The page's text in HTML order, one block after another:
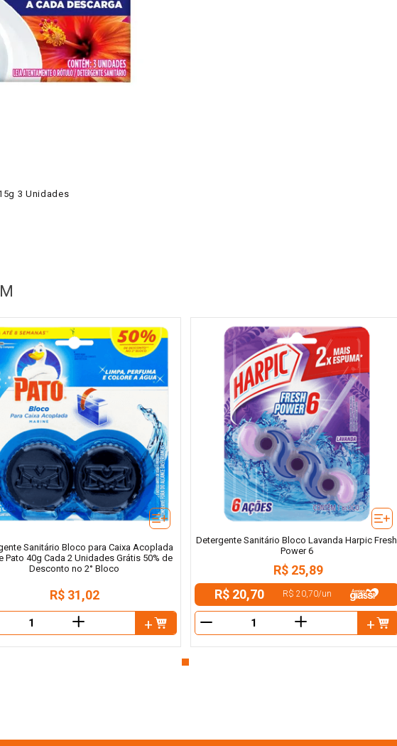
3 Unidades
Sanitário Bloco para Caixa Acoplada
Pato 40g Cada 2 Unidades Grátis 50% de
Desconto no 2° Bloco
R$ 31,02
＋
Detergente Sanitário Bloco Lavanda Harpic Fresh
Power 6
R$ 25,89
R$ 20,70
R$ 20,70/un
＋